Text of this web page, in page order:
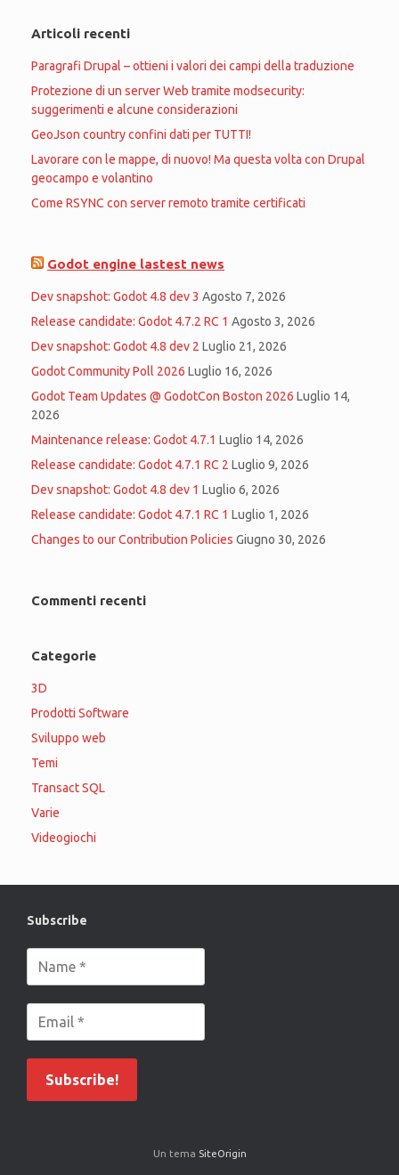
Articoli recenti
Paragrafi Drupal – ottieni i valori dei campi della traduzione
Protezione di un server Web tramite modsecurity:
suggerimenti e alcune considerazioni
GeoJson country confini dati per TUTTI!
Lavorare con le mappe, di nuovo! Ma questa volta con Drupal
geocampo e volantino
Come RSYNC con server remoto tramite certificati
Godot engine lastest news
Dev snapshot: Godot 4.8 dev 3 Agosto 7, 2026
Release candidate: Godot 4.7.2 RC 1 Agosto 3, 2026
Dev snapshot: Godot 4.8 dev 2 Luglio 21, 2026
Godot Community Poll 2026 Luglio 16, 2026
Godot Team Updates @ GodotCon Boston 2026 Luglio 14,
2026
Maintenance release: Godot 4.7.1 Luglio 14, 2026
Release candidate: Godot 4.7.1 RC 2 Luglio 9, 2026
Dev snapshot: Godot 4.8 dev 1 Luglio 6, 2026
Release candidate: Godot 4.7.1 RC 1 Luglio 1, 2026
Changes to our Contribution Policies Giugno 30, 2026
Commenti recenti
Categorie
3D
Prodotti Software
Sviluppo web
Temi
Transact SQL
Varie
Videogiochi
Subscribe
Un tema SiteOrigin